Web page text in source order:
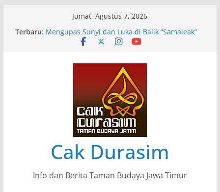
Jumat, Agustus 7, 2026
Terbaru: Pameran Lukisan Komunitas Patria Seni Rupa
Kota Blitar : Ketika “Bergerak” Menjadi Mantra
Mengupas Sunyi dan Luka di Balik “Samaleak”
Menjaga Marwah Seni dan Budaya: Catatan
Kunjungan Kerja Ir. Bambang Haryo Soekartono
(BHS) Anggota DPR RI ke Taman Budaya Jawa
Pameran Tunggal 35 Karya Agus Koecink
“Tumbang Tambang”, Ungkapan Kritis Tentang
Derita Pekerja Pertambangan
Cak Durasim
Info dan Berita Taman Budaya Jawa Timur